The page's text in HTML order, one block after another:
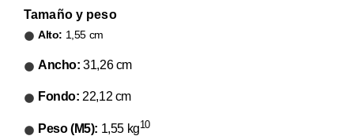
Tamaño y peso
Alto: 1,55 cm
Ancho: 31,26 cm
Fondo: 22,12 cm
Peso (M5): 1,55 kg10